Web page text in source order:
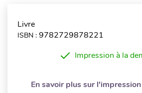
Livre
ISBN : 9782729878221
Impression à la
En savoir plus sur